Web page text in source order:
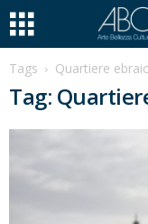
Tags Quartiere
Tag: